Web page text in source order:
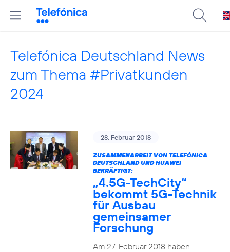
Telefónica Deutschland News
zum Thema #Privatkunden
2024
28. Februar 2018
ZUSAMMENARBEIT VON TELEFÓNICA
DEUTSCHLAND UND HUAWEI
BEKRÄFTIGT:
„4.5G-TechCity“
bekommt 5G-Technik
für Ausbau
gemeinsamer
Forschung
Am 27. Februar 2018 haben